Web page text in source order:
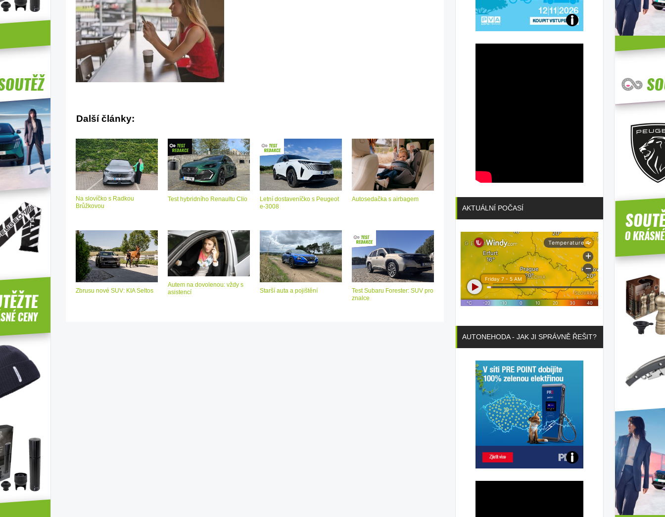
Další články:
Na slovíčko s Radkou
Brůžkovou
Test hybridního Renaultu Clio
Letní dostaveníčko s Peugeot
e-3008
Autosedačka s airbagem
Zbrusu nové SUV: KIA Seltos
Autem na dovolenou: vždy s
asistencí
Starší auta a pojištění
Test Subaru Forester: SUV pro
znalce
Přijďte
AKTUÁLNÍ POČASÍ
AUTONEHODA - JAK JI SPRÁVNĚ ŘEŠIT?
Poznejte